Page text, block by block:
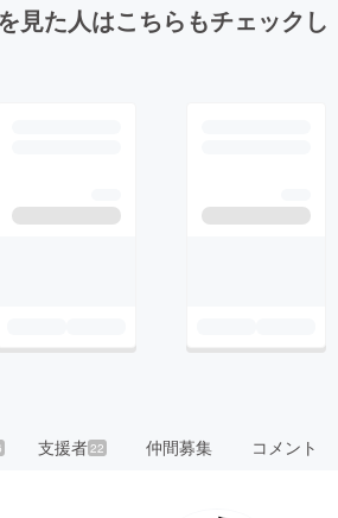
見た人はこちらもチェックし
支援者22 仲間募集 コメント